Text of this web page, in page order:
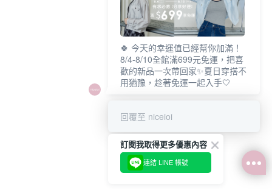
🍀 今天的幸運值已經幫你加滿！
8/4-8/10全館滿699元免運，把喜
歡的新品一次帶回家✨夏日穿搭不
用猶豫，趁著免運一起入手🤍
回覆至 niceioi
訂閱我取得更多優惠內容
連結 LINE 帳號